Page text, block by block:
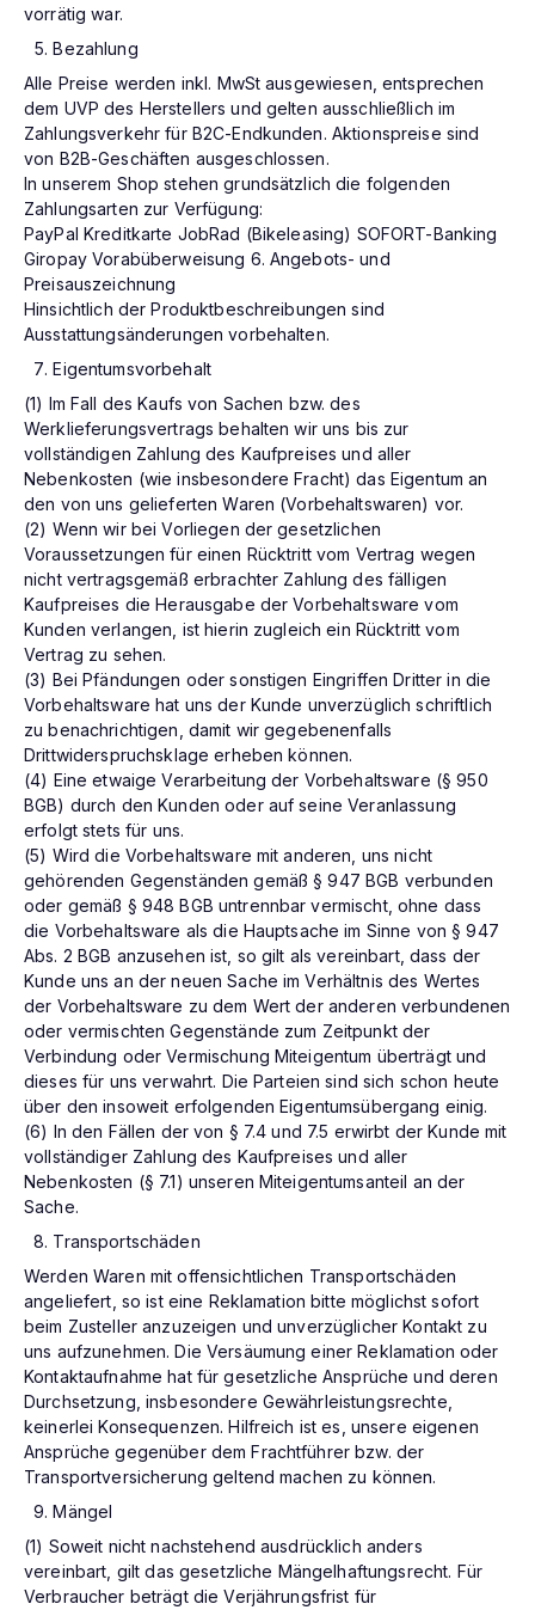
vorrätig war.
Bezahlung
Alle Preise werden inkl. MwSt ausgewiesen, entsprechen
dem UVP des Herstellers und gelten ausschließlich im
Zahlungsverkehr für B2C-Endkunden. Aktionspreise sind
von B2B-Geschäften ausgeschlossen.
In unserem Shop stehen grundsätzlich die folgenden
Zahlungsarten zur Verfügung:
PayPal Kreditkarte JobRad (Bikeleasing) SOFORT-Banking
Giropay Vorabüberweisung 6. Angebots- und
Preisauszeichnung
Hinsichtlich der Produktbeschreibungen sind
Ausstattungsänderungen vorbehalten.
Eigentumsvorbehalt
(1) Im Fall des Kaufs von Sachen bzw. des
Werklieferungsvertrags behalten wir uns bis zur
vollständigen Zahlung des Kaufpreises und aller
Nebenkosten (wie insbesondere Fracht) das Eigentum an
den von uns gelieferten Waren (Vorbehaltswaren) vor.
(2) Wenn wir bei Vorliegen der gesetzlichen
Voraussetzungen für einen Rücktritt vom Vertrag wegen
nicht vertragsgemäß erbrachter Zahlung des fälligen
Kaufpreises die Herausgabe der Vorbehaltsware vom
Kunden verlangen, ist hierin zugleich ein Rücktritt vom
Vertrag zu sehen.
(3) Bei Pfändungen oder sonstigen Eingriffen Dritter in die
Vorbehaltsware hat uns der Kunde unverzüglich schriftlich
zu benachrichtigen, damit wir gegebenenfalls
Drittwiderspruchsklage erheben können.
(4) Eine etwaige Verarbeitung der Vorbehaltsware (§ 950
BGB) durch den Kunden oder auf seine Veranlassung
erfolgt stets für uns.
(5) Wird die Vorbehaltsware mit anderen, uns nicht
gehörenden Gegenständen gemäß § 947 BGB verbunden
oder gemäß § 948 BGB untrennbar vermischt, ohne dass
die Vorbehaltsware als die Hauptsache im Sinne von § 947
Abs. 2 BGB anzusehen ist, so gilt als vereinbart, dass der
Kunde uns an der neuen Sache im Verhältnis des Wertes
der Vorbehaltsware zu dem Wert der anderen verbundenen
oder vermischten Gegenstände zum Zeitpunkt der
Verbindung oder Vermischung Miteigentum überträgt und
dieses für uns verwahrt. Die Parteien sind sich schon heute
über den insoweit erfolgenden Eigentumsübergang einig.
(6) In den Fällen der von § 7.4 und 7.5 erwirbt der Kunde mit
vollständiger Zahlung des Kaufpreises und aller
Nebenkosten (§ 7.1) unseren Miteigentumsanteil an der
Sache.
Transportschäden
Werden Waren mit offensichtlichen Transportschäden
angeliefert, so ist eine Reklamation bitte möglichst sofort
beim Zusteller anzuzeigen und unverzüglicher Kontakt zu
uns aufzunehmen. Die Versäumung einer Reklamation oder
Kontaktaufnahme hat für gesetzliche Ansprüche und deren
Durchsetzung, insbesondere Gewährleistungsrechte,
keinerlei Konsequenzen. Hilfreich ist es, unsere eigenen
Ansprüche gegenüber dem Frachtführer bzw. der
Transportversicherung geltend machen zu können.
Mängel
(1) Soweit nicht nachstehend ausdrücklich anders
vereinbart, gilt das gesetzliche Mängelhaftungsrecht. Für
Verbraucher beträgt die Verjährungsfrist für